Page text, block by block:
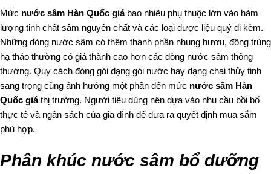
Mức nước sâm Hàn Quốc giábao nhiêu phụ thuộc lớn vào hàm
lượng tinh chất sâm nguyên chất và các loại dược liệu quý đi kèm.
Những dòng nước sâm có thêm thành phần nhung hươu, đông trùng
hạ thảo thường có giá thành cao hơn các dòng nước sâm thông
thường. Quy cách đóng gói dạng gói nước hay dạng chai thủy tinh
sang trọng cũng ảnh hưởng một phần đến mức nước sâm Hàn
Quốc giáthị trường. Người tiêu dùng nên dựa vào nhu cầu bồi bổ
thực tế và ngân sách của gia đình để đưa ra quyết định mua sắm
phù hợp.
Phân khúc nước sâm bổ dưỡng